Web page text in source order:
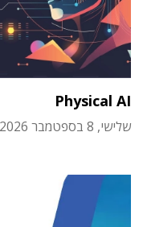
Physical AI
שלישי, 8 בספטמבר 2026